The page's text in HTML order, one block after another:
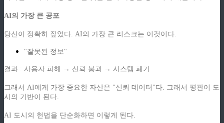
AI의 가장 큰 공포
당신이 정확히 짚었다. AI의 가장 큰 리스크는 이것이다.
"잘못된 정보"
결과 : 사용자 피해 → 신뢰 붕괴 → 시스템 폐기
그래서 AI에게 가장 중요한 자산은 "신뢰 데이터"다. 그래서 평판이 도
시의 기반이 된다.
AI 도시의 헌법을 단순화하면 이렇게 된다.